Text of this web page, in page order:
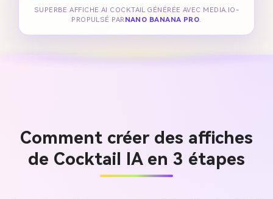
SUPERBE AFFICHE AI COCKTAIL GÉNÉRÉE AVEC MEDIA.IO-
PROPULSÉ PAR NANO BANANA PRO.
Comment créer des affiches
de Cocktail IA en 3 étapes